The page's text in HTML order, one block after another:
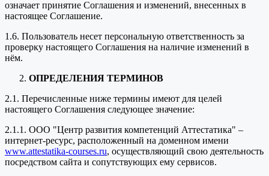
означает принятие Соглашения и изменений, внесенных в
настоящее Соглашение.
1.6. Пользователь несет персональную ответственность за
проверку настоящего Соглашения на наличие изменений в
нём.
ОПРЕДЕЛЕНИЯ ТЕРМИНОВ
2.1. Перечисленные ниже термины имеют для целей
настоящего Соглашения следующее значение:
2.1.1. ООО "Центр развития компетенций Аттестатика" –
интернет-ресурс, расположенный на доменном имени
www.attestatika-courses.ru, осуществляющий свою деятельность
посредством сайта и сопутствующих ему сервисов.